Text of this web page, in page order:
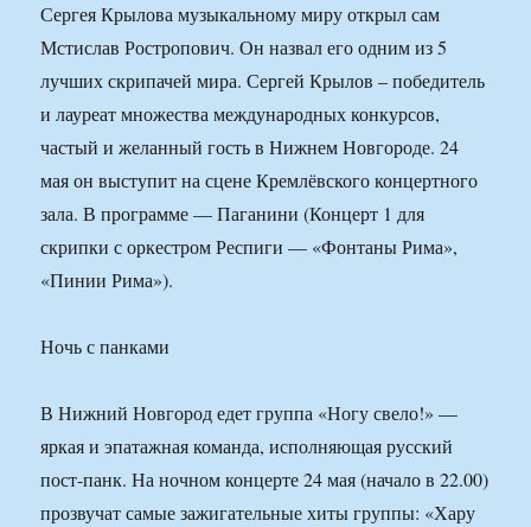
Сергея Крылова музыкальному миру открыл сам
Мстислав Ростропович. Он назвал его одним из 5
лучших скрипачей мира. Сергей Крылов – победитель
и лауреат множества международных конкурсов,
частый и желанный гость в Нижнем Новгороде. 24
мая он выступит на сцене Кремлёвского концертного
зала. В программе — Паганини (Концерт 1 для
скрипки с оркестром Респиги — «Фонтаны Рима»,
«Пинии Рима»).
Ночь с панками
В Нижний Новгород едет группа «Ногу свело!» —
яркая и эпатажная команда, исполняющая русский
пост-панк. На ночном концерте 24 мая (начало в 22.00)
прозвучат самые зажигательные хиты группы: «Хару